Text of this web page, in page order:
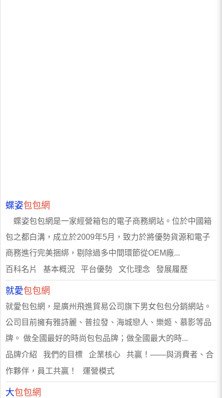
蝶姿包包網
蝶姿包包網是一家經營箱包的電子商務網站。位於中國箱
包之都白溝，成立於2009年5月，致力於將優勢貨源和電子
商務進行完美捆綁，剔除過多中間環節從OEM廠...
百科名片 基本概況 平台優勢 文化理念 發展履歷
就愛包包網
就愛包包網，是廣州飛進貿易公司旗下男女包包分銷網站。
公司目前擁有雅詩麗、普拉發、海城戀人、樂姬、慕影等品
牌。 做全國最好的時尚包包品牌；做全國最大的時...
品牌介紹 我們的目標 企業核心 共贏！——與消費者、合
作夥伴，員工共贏！ 運營模式
大包包網